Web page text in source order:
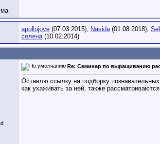
apollojove (07.03.2015), Nasida(01.08.2018),
селена(10.02.2014)
Re: Семинар по выращиванию
Оставлю ссылку на подборку
как ухаживать за ней, также